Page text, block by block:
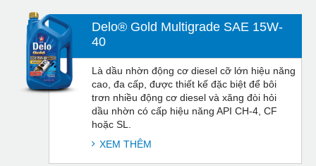
Delo® Gold Multigrade SAE 15W-
40
Là dầu nhờn động cơ diesel cỡ lớn hiệu năng
cao, đa cấp, được thiết kế đặc biệt để bôi
trơn nhiều động cơ diesel và xăng đòi hỏi
dầu nhờn có cấp hiệu năng API CH-4, CF
hoặc SL.
XEM THÊM